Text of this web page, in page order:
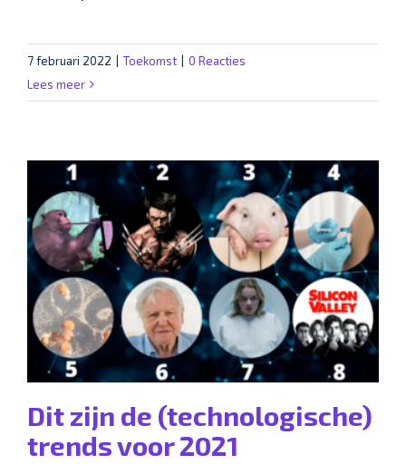
7 februari 2022 Toekomst
0 Reacties
Lees meer
Dit zijn de (technologische)
trends voor 2021